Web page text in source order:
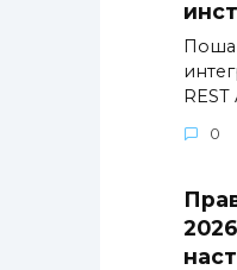
REST
0